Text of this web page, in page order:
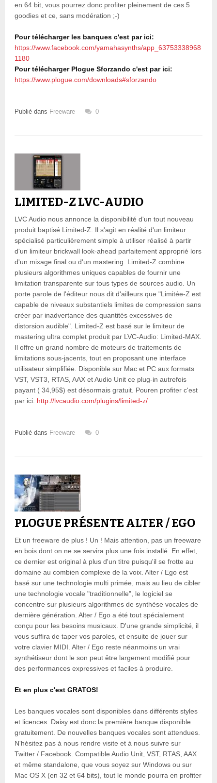
en 64 bit, vous pourrez donc profiter pleinement de ces 5
goodies et ce, sans modération ;-)
Pour télécharger les banques c'est par ici:
https://www.facebook.com/yamahasynths/app_63753338968
1180
Pour télécharger Plogue Sforzando c'est par ici:
https://www.plogue.com/downloads#sforzando
Publié dans Freeware 0
LIMITED-Z LVC-AUDIO
LVC Audio nous annonce la disponibilité d'un tout nouveau
produit baptisé Limited-Z. Il s'agit en réalité d'un limiteur
spécialisé particulièrement simple à utiliser réalisé à partir
d'un limiteur brickwall look-ahead parfaitement approprié lors
d'un mixage final ou d'un mastering. Limited-Z combine
plusieurs algorithmes uniques capables de fournir une
limitation transparente sur tous types de sources audio. Un
porte parole de l'éditeur nous dit d'ailleurs que "Limitée-Z est
capable de niveaux substantiels limites de compression sans
créer par inadvertance des quantités excessives de
distorsion audible". Limited-Z est basé sur le limiteur de
mastering ultra complet produit par LVC-Audio: Limited-MAX.
Il offre un grand nombre de moteurs de traitements de
limitations sous-jacents, tout en proposant une interface
utilisateur simplifiée. Disponible sur Mac et PC aux formats
VST, VST3, RTAS, AAX et Audio Unit ce plug-in autrefois
payant ( 34,95$) est désormais gratuit. Pouren profiter c'est
par ici: http://lvcaudio.com/plugins/limited-z/
Publié dans Freeware 0
PLOGUE PRÉSENTE ALTER / EGO
Et un freeware de plus ! Un ! Mais attention, pas un freeware
en bois dont on ne se servira plus une fois installé. En effet,
ce dernier est original à plus d'un titre puisqu'il se frotte au
domaine au combien complexe de la voix. Alter / Ego est
basé sur une technologie multi primée, mais au lieu de cibler
une technologie vocale "traditionnelle", le logiciel se
concentre sur plusieurs algorithmes de synthèse vocales de
dernière génération. Alter / Ego a été tout spécialement
conçu pour les besoins musicaux. D'une grande simplicité, il
vous suffira de taper vos paroles, et ensuite de jouer sur
votre clavier MIDI. Alter / Ego reste néanmoins un vrai
synthétiseur dont le son peut être largement modifié pour
des performances expressives et faciles à produire.
Et en plus c'est GRATOS!
Les banques vocales sont disponibles dans différents styles
et licences. Daisy est donc la première banque disponible
gratuitement. De nouvelles banques vocales sont attendues.
N'hésitez pas à nous rendre visite et à nous suivre sur
Twitter / Facebook. Compatible Audio Unit, VST, RTAS, AAX
et même standalone, que vous soyez sur Windows ou sur
Mac OS X (en 32 et 64 bits), tout le monde pourra en profiter